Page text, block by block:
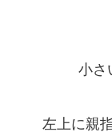
小さ
左上に親